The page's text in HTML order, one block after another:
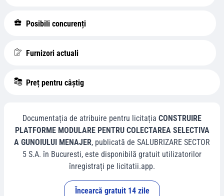
Posibili concurenți
Furnizori actuali
Preț pentru câștig
Documentația de atribuire pentru licitația CONSTRUIRE
PLATFORME MODULARE PENTRU COLECTAREA SELECTIVA
A GUNOIULUI MENAJER, publicată de SALUBRIZARE SECTOR
5 S.A. în Bucuresti, este disponibilă gratuit utilizatorilor
înregistrați pe licitatii.app.
Încearcă gratuit 14 zile